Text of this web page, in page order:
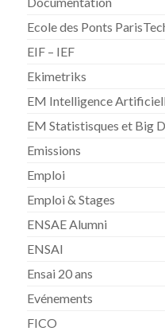
Ecole des Ponts
EIF – IEF
Ekimetriks
EM Intelligence
EM Statistisques et Big
Emissions
Emploi
Emploi & Stages
ENSAE Alumni
ENSAI
Ensai 20 ans
Evénements
FICO